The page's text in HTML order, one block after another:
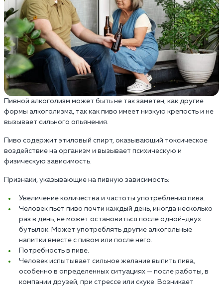
Пивной алкоголизм может быть не так заметен, как другие
формы алкоголизма, так как пиво имеет низкую крепость и не
вызывает сильного опьянения.
Пиво содержит этиловый спирт, оказывающий токсическое
воздействие на организм и вызывает психическую и
физическую зависимость.
Признаки, указывающие на пивную зависимость:
Увеличение количества и частоты употребления пива.
Человек пьет пиво почти каждый день, иногда несколько
раз в день, не может остановиться после одной-двух
бутылок. Может употреблять другие алкогольные
напитки вместе с пивом или после него.
Потребность в пиве.
Человек испытывает сильное желание выпить пива,
особенно в определенных ситуациях — после работы, в
компании друзей, при стрессе или скуке. Возникает